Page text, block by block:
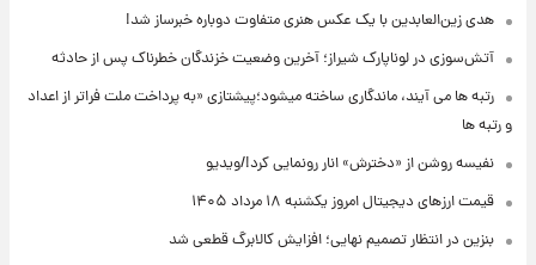
هدی زین‌العابدین با یک عکس هنری متفاوت دوباره خبرساز شد!
آتش‌سوزی در لوناپارک شیراز؛ آخرین وضعیت خزندگان خطرناک پس از حادثه
رتبه ها می آیند، ماندگاری ساخته میشود؛پیشتازی «به پرداخت ملت فراتر از اعداد
و رتبه ها
نفیسه روشن از «دخترش» انار رونمایی کرد!/ویدیو
قیمت ارزهای دیجیتال امروز یکشنبه ۱۸ مرداد ۱۴۰۵
بنزین در انتظار تصمیم نهایی؛ افزایش کالابرگ قطعی شد